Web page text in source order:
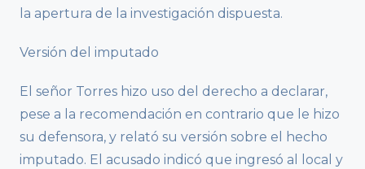
la apertura de la investigación dispuesta.
Versión del imputado
El señor Torres hizo uso del derecho a declarar,
pese a la recomendación en contrario que le hizo
su defensora, y relató su versión sobre el hecho
imputado. El acusado indicó que ingresó al local y